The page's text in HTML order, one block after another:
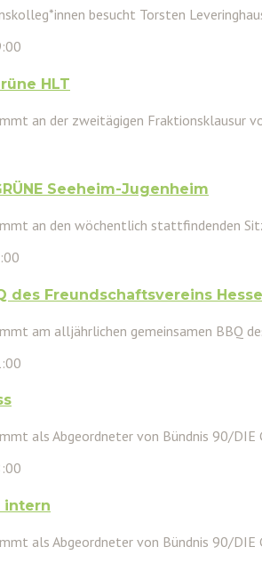
besucht Torsten
HLT
an der zweitägigen Fraktionsklausur
Seeheim-Jugenheim
an den wöchentlich stattfindenden
des Freundschaftsvereins
am alljährlichen gemeinsamen BBQ
als Abgeordneter von Bündnis 90/DIE
intern
als Abgeordneter von Bündnis 90/DIE